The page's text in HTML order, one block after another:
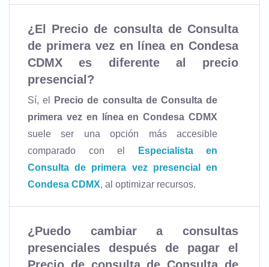
¿El Precio de consulta de Consulta
de primera vez en línea en Condesa
CDMX es diferente al precio
presencial?
Sí, el
Precio de consulta de Consulta de
primera vez en línea en Condesa CDMX
suele ser una opción más accesible
comparado con el
Especialista en
Consulta de primera vez presencial en
Condesa CDMX, al optimizar recursos.
¿Puedo cambiar a consultas
presenciales después de pagar el